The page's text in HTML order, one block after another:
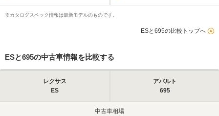
※カタログスペック情報は最新モデルのものです。
ESと695の比較トップへ
ESと695の中古車情報を比較する
レクサス
ES
アバルト
695
中古車相場